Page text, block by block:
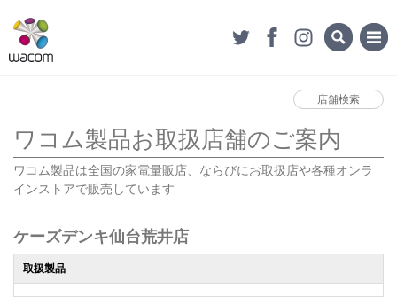
店舗検索
ワコム製品お取扱店舗のご案内
ワコム製品は全国の家電量販店、ならびにお取扱店や各種オンラ
インストアで販売しています
ケーズデンキ仙台荒井店
取扱製品